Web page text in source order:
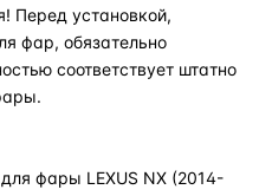
Перед установкой,
фар, обязательно
соответствует штатно
фары LEXUS NX (2014-